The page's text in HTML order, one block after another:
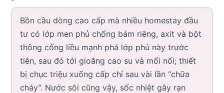
Bồn cầu dòng cao cấp mà nhiều homestay đầu
tư có lớp men phủ chống bám riêng, axit và bột
thông cống liều mạnh phá lớp phủ này trước
tiên, sau đó tới gioăng cao su và mối nối; thiết
bị chục triệu xuống cấp chỉ sau vài lần “chữa
cháy”. Nước sôi cũng vậy, sốc nhiệt gây rạn